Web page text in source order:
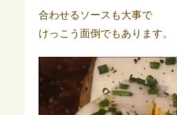
合わせるソースも大事で
けっこう面倒でもあります。